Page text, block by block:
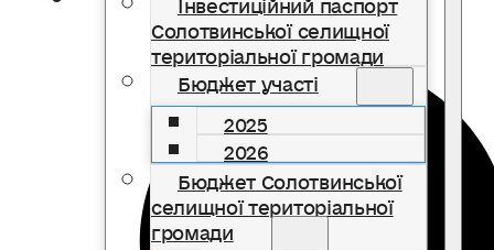
Солотвинської селищної
територіальної громади
Бюджет участі
2025
2026
Бюджет Солотвинської
селищної територіальної
громади